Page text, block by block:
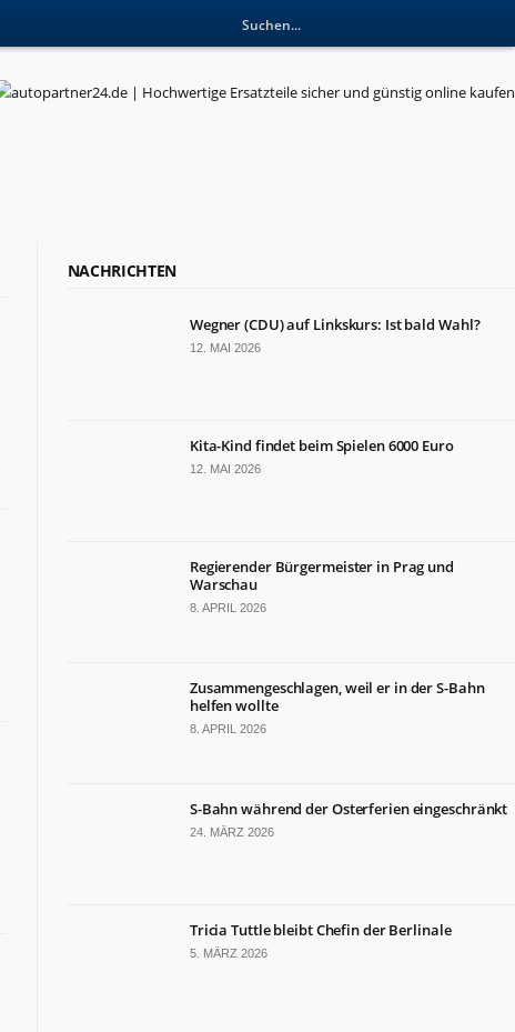
NACHRICHTEN
Wegner (CDU) auf Linkskurs: Ist bald Wahl?
12. MAI 2026
Kita-Kind findet beim Spielen 6000 Euro
12. MAI 2026
Regierender Bürgermeister in Prag und
Warschau
8. APRIL 2026
Zusammengeschlagen, weil er in der S-Bahn
helfen wollte
8. APRIL 2026
S-Bahn während der Osterferien eingeschränkt
24. MÄRZ 2026
Tricia Tuttle bleibt Chefin der Berlinale
5. MÄRZ 2026